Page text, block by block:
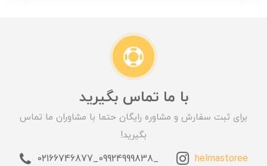
با ما تماس بگیرید
برای ثبت سفارش و مشاوره رایگان حتما با مشاوران ما تماس
بگیرید!
helmastoree
_09924999838_02166746877